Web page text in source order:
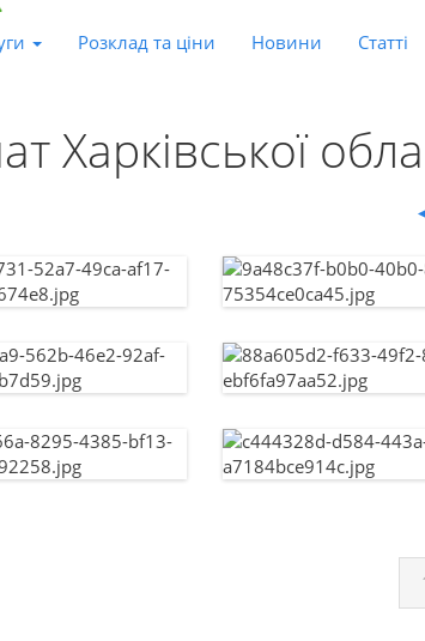
Розклад та ціни Новини Статті
Харківської